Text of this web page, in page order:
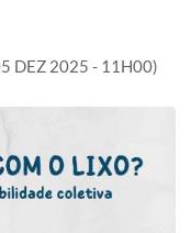
DEZ 2025 - 11H00)